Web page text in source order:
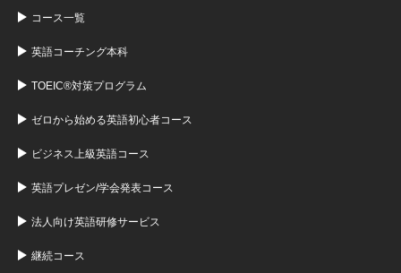
コース一覧
英語コーチング本科
TOEIC®対策プログラム
ゼロから始める英語初心者コース
ビジネス上級英語コース
英語プレゼン/学会発表コース
法人向け英語研修サービス
継続コース